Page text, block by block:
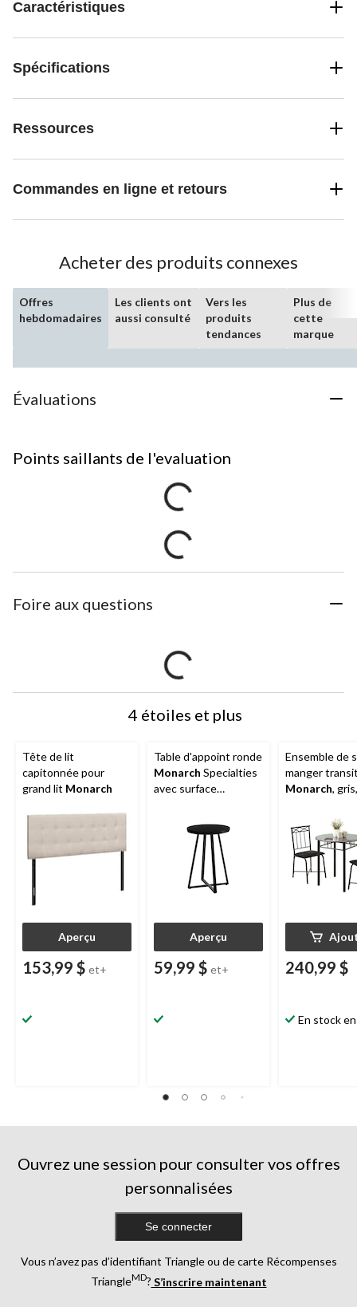
Caractéristiques
Spécifications
Ressources
Commandes en ligne et retours
Acheter des produits connexes
Offres
hebdomadaires
Les clients ont
aussi consulté
Vers les
produits
tendances
Plus de
cette
marque
Évaluations
Points saillants de l'evaluation
Foire aux questions
4 étoiles et plus
Tête de lit
capitonnée pour
grand lit Monarch
Aperçu
153,99 $ et+
Table d'appoint ronde
Monarch Specialties
avec surface
Aperçu
59,99 $ et+
Ensemble de
manger
Monarch,
240,99 $
En stock
Ouvrez une session pour consulter vos offres
personnalisées
Se connecter
Vous n’avez pas d’identifiant Triangle ou de carte Récompenses
TriangleMD? S’inscrire maintenant